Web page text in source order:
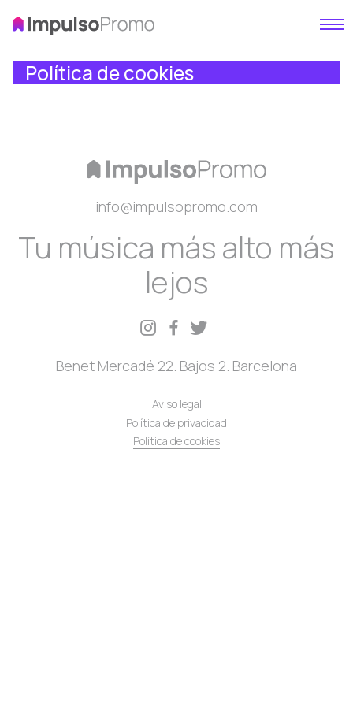
Política de cookies
info@impulsopromo.com
Tu música más alto más
lejos
Benet Mercadé 22. Bajos 2. Barcelona
Aviso legal
Política de privacidad
Política de cookies